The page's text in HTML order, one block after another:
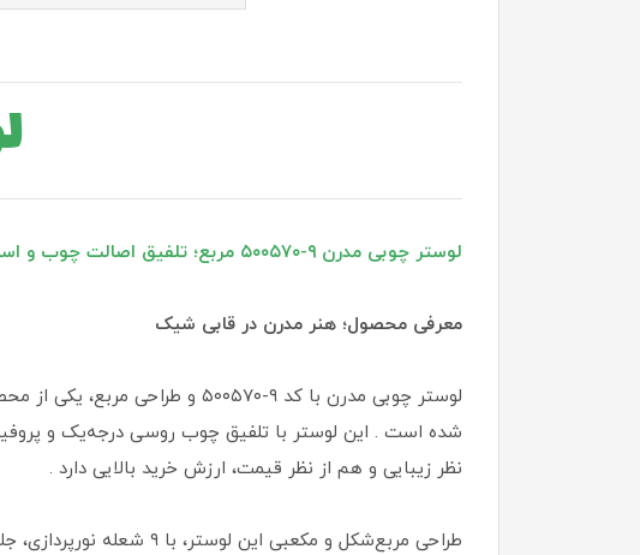
لوستر چوبی مدرن ۹-۵۰۰۵۷۰ مربع؛ تلفیق اصالت چوب و استحکام فلز
معرفی محصول؛ هنر مدرن در قابی شیک
لوستر چوبی مدرن با کد ۹-
شده است . این لوستر با تلفیق چوب روسی درجه‌یک و
نظر زیبایی و هم از نظر قیمت، ارزش خرید بالایی دارد .
طراحی مربع‌شکل و